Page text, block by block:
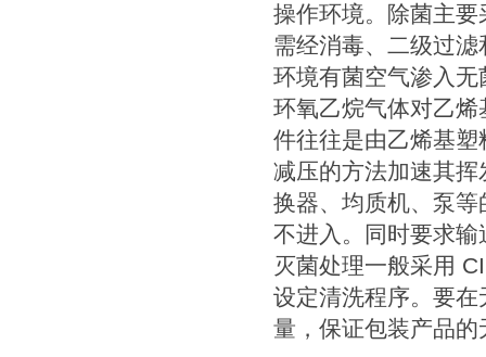
操作环境。除菌主
需经消毒、二级过
环境有菌空气渗入
环氧乙烷气体对乙
件往往是由乙烯基
减压的方法加速其
换器、均质机、泵
不进入。同时要求
灭菌处理一般采用
设定清洗程序。要
量，保证包装产品的